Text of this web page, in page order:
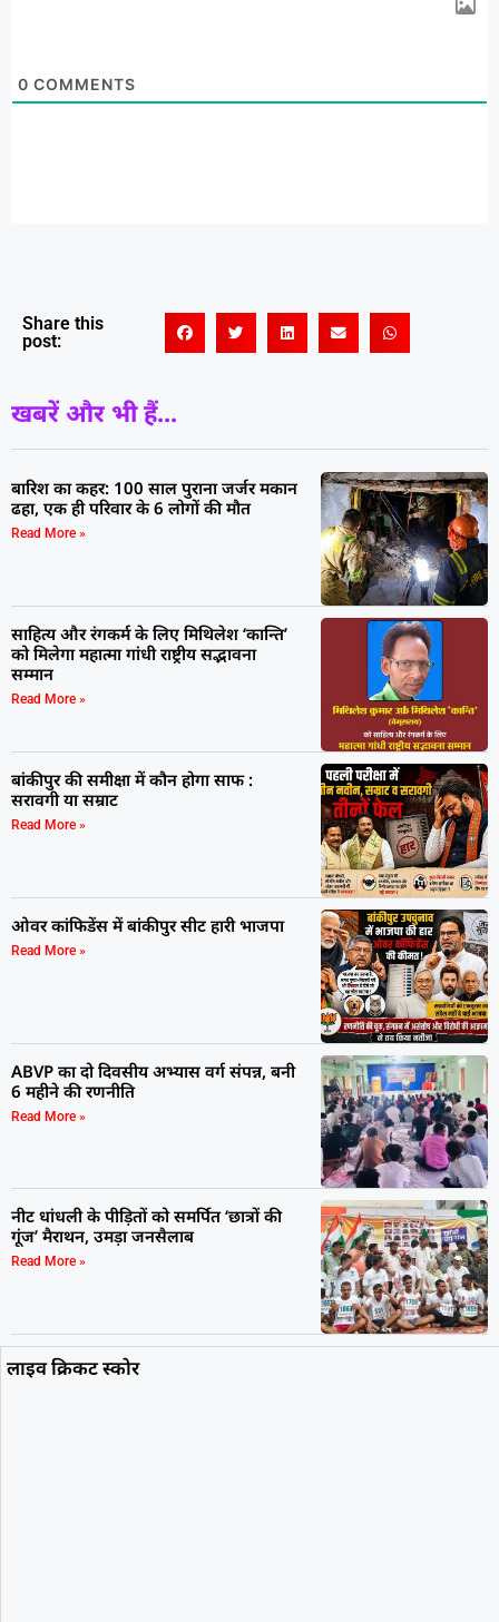
0 COMMENTS
Share this
post:
खबरें और भी हैं...
बारिश का कहर: 100 साल पुराना जर्जर मकान
ढहा, एक ही परिवार के 6 लोगों की मौत
Read More »
साहित्य और रंगकर्म के लिए मिथिलेश ‘कान्ति’
को मिलेगा महात्मा गांधी राष्ट्रीय सद्भावना
सम्मान
Read More »
बांकीपुर की समीक्षा में कौन होगा साफ :
सरावगी या सम्राट
Read More »
ओवर कांफिडेंस में बांकीपुर सीट हारी भाजपा
Read More »
ABVP का दो दिवसीय अभ्यास वर्ग संपन्न, बनी
6 महीने की रणनीति
Read More »
नीट धांधली के पीड़ितों को समर्पित ‘छात्रों की
गूंज’ मैराथन, उमड़ा जनसैलाब
Read More »
लाइव क्रिकट स्कोर